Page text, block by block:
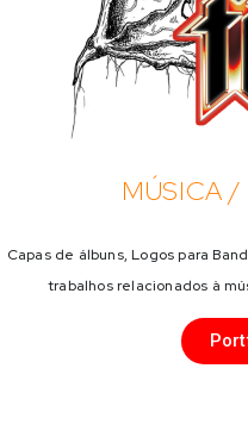
MÚSICA /
Capas de álbuns, Logos para
trabalhos relacionados à